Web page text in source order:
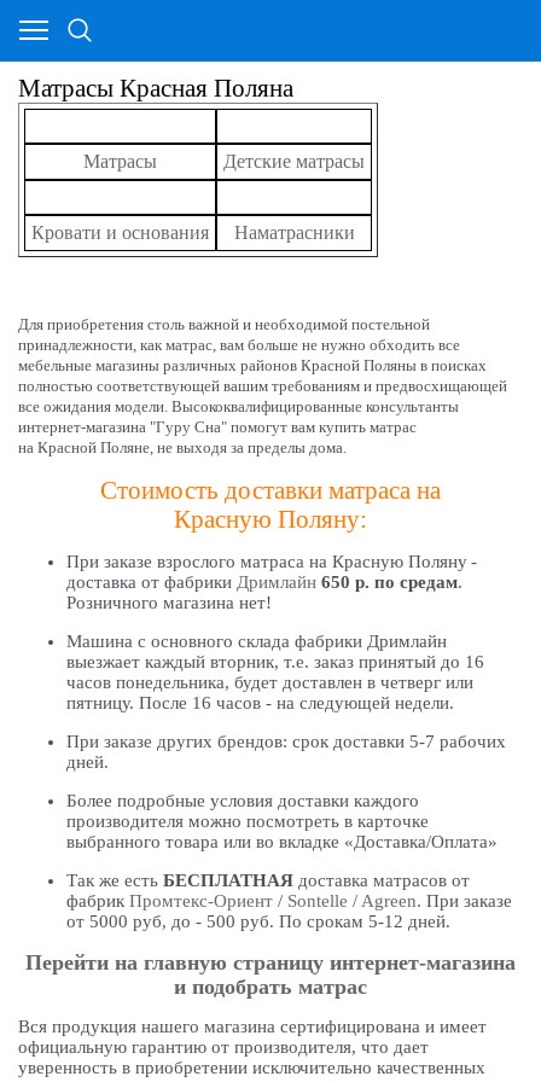
Матрасы Красная Поляна
Матрасы Детские матрасы
Кровати и основания Наматрасники
Для приобретения столь важной и необходимой постельной
принадлежности, как матрас, вам больше не нужно обходить все
мебельные магазины различных районов Красной Поляны в поисках
полностью соответствующей вашим требованиям и предвосхищающей
все ожидания модели. Высококвалифицированные консультанты
интернет-магазина "Гуру Сна" помогут вам купить матрас
на Красной Поляне, не выходя за пределы дома.
Стоимость доставки матраса на
Красную Поляну:
При заказе взрослого матраса на Красную Поляну-
доставка от фабрики Дримлайн 650 р. по средам.
Розничного магазина нет!
Машина с основного склада фабрики Дримлайн
выезжает каждый вторник, т.е. заказ принятый до 16
часов понедельника, будет доставлен в четверг или
пятницу. После 16 часов - на следующей недели.
При заказе других брендов: срок доставки 5-7 рабочих
дней.
Более подробные условия доставки каждого
производителя можно посмотреть в карточке
выбранного товара или во вкладке «Доставка/Оплата»
Так же есть БЕСПЛАТНАЯ доставка матрасов от
фабрик Промтекс-Ориент / Sontelle / Agreen. При заказе
от 5000 руб, до - 500 руб. По срокам 5-12 дней.
Перейти на главную страницу интернет-магазина
и подобрать матрас
Вся продукция нашего магазина сертифицирована и имеет
официальную гарантию от производителя, что дает
уверенность в приобретении исключительно качественных